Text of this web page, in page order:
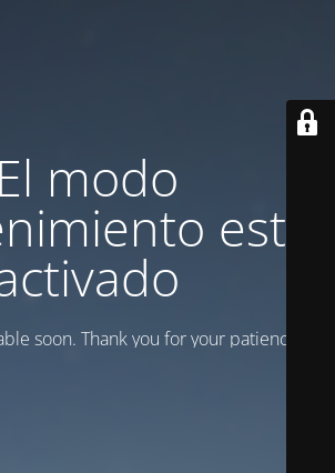
El modo
está
soon. Thank you for your patience!